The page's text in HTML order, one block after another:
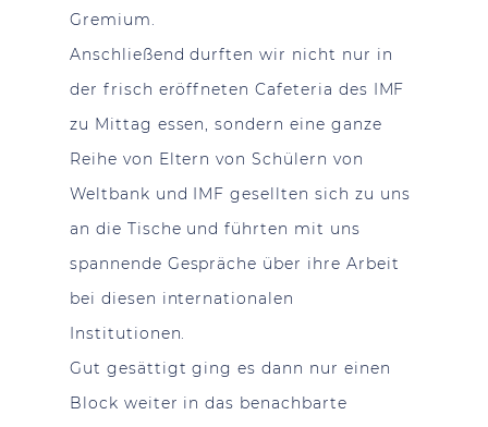
Gremium.
Anschließend durften wir nicht nur in
der frisch eröffneten Cafeteria des IMF
zu Mittag essen, sondern eine ganze
Reihe von Eltern von Schülern von
Weltbank und IMF gesellten sich zu uns
an die Tische und führten mit uns
spannende Gespräche über ihre Arbeit
bei diesen internationalen
Institutionen.
Gut gesättigt ging es dann nur einen
Block weiter in das benachbarte